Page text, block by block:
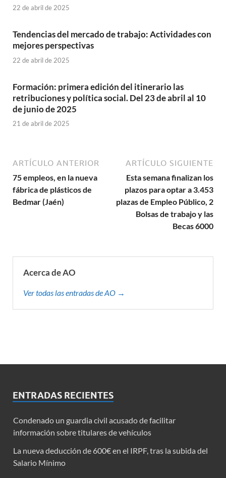
22 de abril de 2025
Tendencias del mercado de trabajo: Actividades con
mejores perspectivas
22 de abril de 2025
Formación: primera edición del itinerario las
retribuciones y política social. Del 23 de abril al 10
de junio de 2025
21 de abril de 2025
ARTÍCULO ANTERIOR
75 empleos, en la nueva
fábrica de plásticos de
Bedmar (Jaén)
ARTÍCULO SIGUIENTE
Esta semana finalizan los
plazos para optar a 3.453
plazas de Empleo Público, 2
Bolsas de trabajo y las
Becas 6000
Acerca de AO
Ver todas las entradas de AO →
ENTRADAS RECIENTES
Condenado un guardia civil acusado de facilitar
información sobre titulares de vehículos
La nueva deducción de 600€ en el IRPF, tras la subida del
Salario Mínimo